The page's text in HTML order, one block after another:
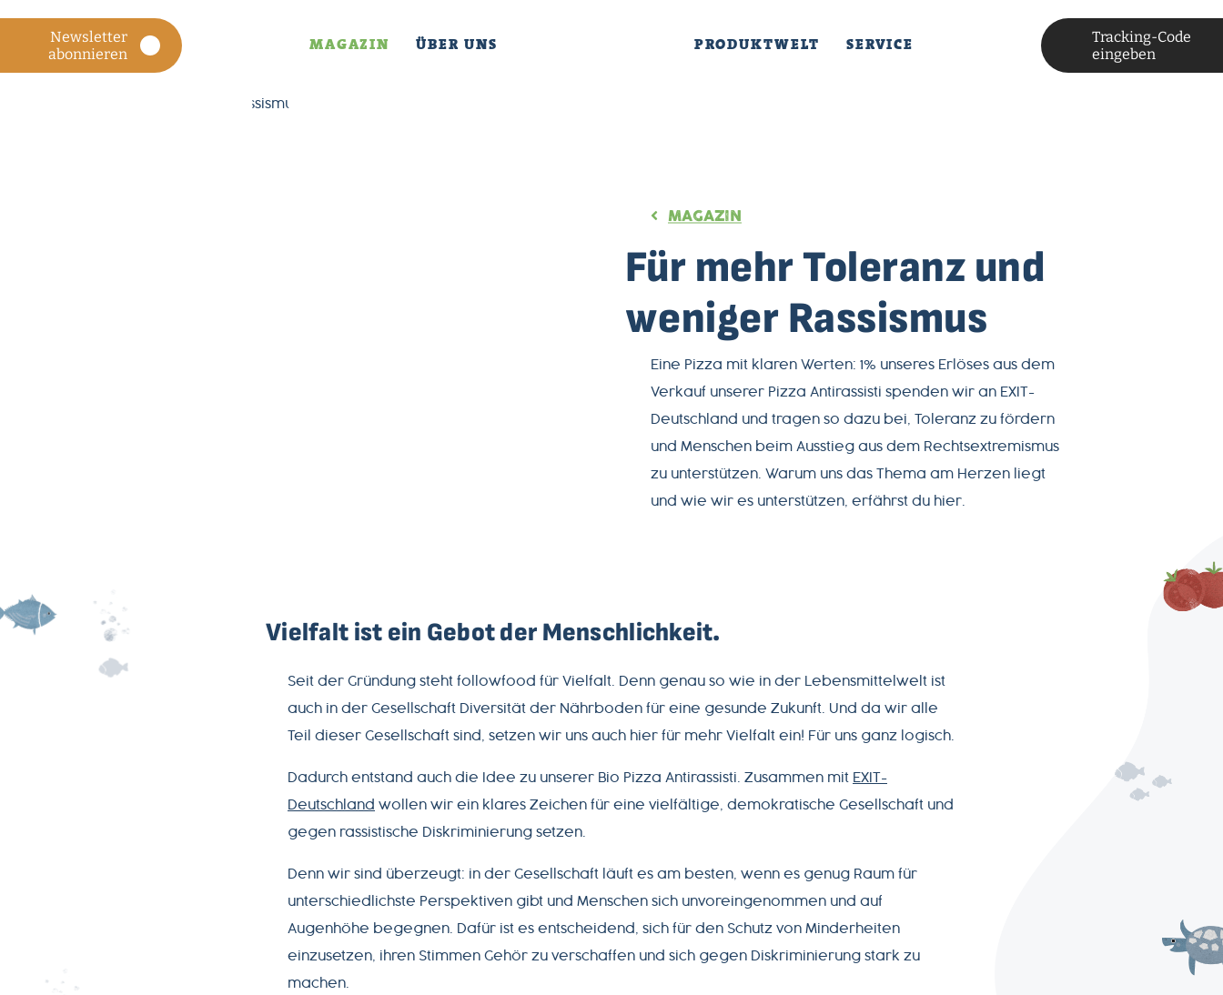
MAGAZIN ÜBER UNS PRODUKTWELT SERVICE
Newsletter
abonnieren
Tracking-Code
eingeben
NEWSLETTER
MAGAZIN
Für mehr Toleranz und
weniger Rassismus
Eine Pizza mit klaren Werten: 1% unseres Erlöses aus dem
Verkauf unserer Pizza Antirassisti spenden wir an EXIT-
Deutschland und tragen so dazu bei, Toleranz zu fördern
und Menschen beim Ausstieg aus dem Rechtsextremismus
zu unterstützen. Warum uns das Thema am Herzen liegt
und wie wir es unterstützen, erfährst du hier.
Vielfalt ist ein Gebot der Menschlichkeit.
Seit der Gründung steht followfood für Vielfalt. Denn genau so wie in der Lebensmittelwelt ist
auch in der Gesellschaft Diversität der Nährboden für eine gesunde Zukunft. Und da wir alle
Teil dieser Gesellschaft sind, setzen wir uns auch hier für mehr Vielfalt ein! Für uns ganz logisch.
Dadurch entstand auch die Idee zu unserer Bio Pizza Antirassisti. Zusammen mit EXIT-
Deutschland wollen wir ein klares Zeichen für eine vielfältige, demokratische Gesellschaft und
gegen rassistische Diskriminierung setzen.
Denn wir sind überzeugt: in der Gesellschaft läuft es am besten, wenn es genug Raum für
unterschiedlichste Perspektiven gibt und Menschen sich unvoreingenommen und auf
Augenhöhe begegnen. Dafür ist es entscheidend, sich für den Schutz von Minderheiten
einzusetzen, ihren Stimmen Gehör zu verschaffen und sich gegen Diskriminierung stark zu
machen.